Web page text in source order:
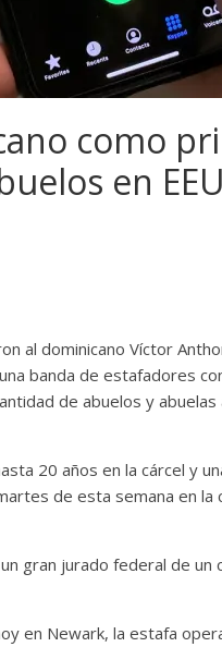
como
en
al dominicano Víctor
banda de estafadores
de abuelos y
20 años en la cárcel y
de esta semana en
gran jurado federal de un
en Newark, la estafa